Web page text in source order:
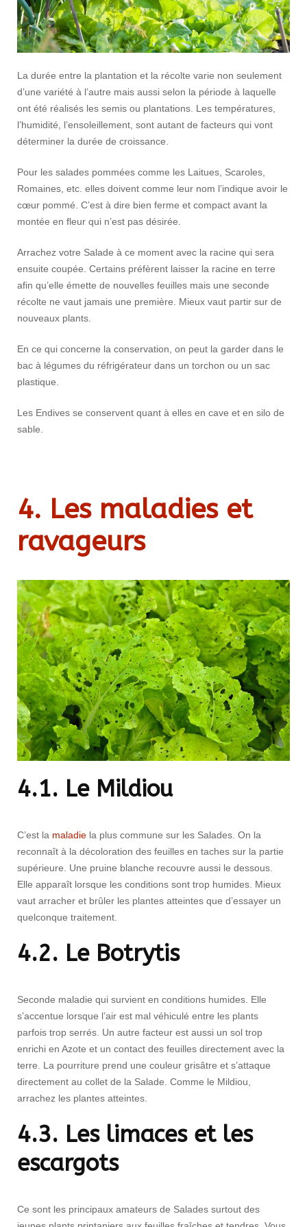
La durée entre la plantation et la récolte varie non seulement
d’une variété à l’autre mais aussi selon la période à laquelle
ont été réalisés les semis ou plantations. Les températures,
l’humidité, l’ensoleillement, sont autant de facteurs qui vont
déterminer la durée de croissance.
Pour les salades pommées comme les Laitues, Scaroles,
Romaines, etc. elles doivent comme leur nom l’indique avoir le
cœur pommé. C’est à dire bien ferme et compact avant la
montée en fleur qui n’est pas désirée.
Arrachez votre Salade à ce moment avec la racine qui sera
ensuite coupée. Certains préfèrent laisser la racine en terre
afin qu’elle émette de nouvelles feuilles mais une seconde
récolte ne vaut jamais une première. Mieux vaut partir sur de
nouveaux plants.
En ce qui concerne la conservation, on peut la garder dans le
bac à légumes du réfrigérateur dans un torchon ou un sac
plastique.
Les Endives se conservent quant à elles en cave et en silo de
sable.
4. Les maladies et
ravageurs
4.1. Le Mildiou
C’est la maladie la plus commune sur les Salades. On la
reconnaît à la décoloration des feuilles en taches sur la partie
supérieure. Une pruine blanche recouvre aussi le dessous.
Elle apparaît lorsque les conditions sont trop humides. Mieux
vaut arracher et brûler les plantes atteintes que d’essayer un
quelconque traitement.
4.2. Le Botrytis
Seconde maladie qui survient en conditions humides. Elle
s’accentue lorsque l’air est mal véhiculé entre les plants
parfois trop serrés. Un autre facteur est aussi un sol trop
enrichi en Azote et un contact des feuilles directement avec la
terre. La pourriture prend une couleur grisâtre et s’attaque
directement au collet de la Salade. Comme le Mildiou,
arrachez les plantes atteintes.
4.3. Les limaces et les
escargots
Ce sont les principaux amateurs de Salades surtout des